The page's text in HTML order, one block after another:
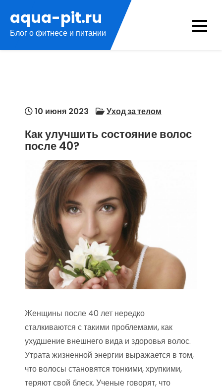
содержимому
aqua-pit.ru
Блог о фитнесе и питании
10 июня 2023 Уход за телом
Как улучшить состояние волос
после 40?
Женщины после 40 лет нередко
сталкиваются с такими проблемами, как
ухудшение внешнего вида и здоровья волос.
Утрата жизненной энергии выражается в том,
что волосы становятся тонкими, хрупкими,
теряют свой блеск. Ученые говорят, что